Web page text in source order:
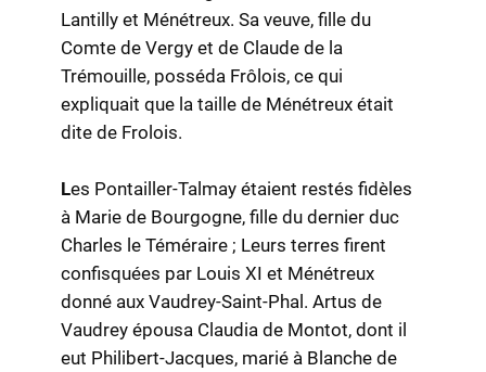
Lantilly et Ménétreux. Sa veuve, fille du
Comte de Vergy et de Claude de la
Trémouille, posséda Frôlois, ce qui
expliquait que la taille de Ménétreux était
dite de Frolois.
Les Pontailler-Talmay étaient restés fidèles
à Marie de Bourgogne, fille du dernier duc
Charles le Téméraire ; Leurs terres firent
confisquées par Louis XI et Ménétreux
donné aux Vaudrey-Saint-Phal. Artus de
Vaudrey épousa Claudia de Montot, dont il
eut Philibert-Jacques, marié à Blanche de